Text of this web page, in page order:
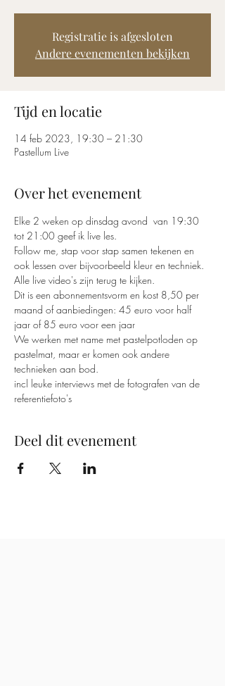
Registratie is afgesloten
Andere evenementen bekijken
Tijd en locatie
14 feb 2023, 19:30 – 21:30
Pastellum Live
Over het evenement
Elke 2 weken op dinsdag avond  van 19:30
tot 21:00 geef ik live les.
Follow me, stap voor stap samen tekenen en
ook lessen over bijvoorbeeld kleur en techniek.
Alle live video's zijn terug te kijken.
Dit is een abonnementsvorm en kost 8,50 per
maand of aanbiedingen: 45 euro voor half
jaar of 85 euro voor een jaar
We werken met name met pastelpotloden op
pastelmat, maar er komen ook andere
technieken aan bod.
incl leuke interviews met de fotografen van de
referentiefoto's
Deel dit evenement